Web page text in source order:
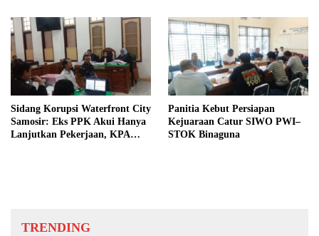
Sidang Korupsi Waterfront City
Samosir: Eks PPK Akui Hanya
Lanjutkan Pekerjaan, KPA
Panitia Kebut Persiapan
Kejuaraan Catur SIWO PWI–
STOK Binaguna
TRENDING